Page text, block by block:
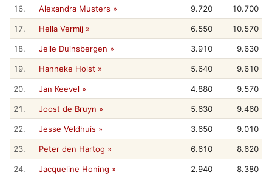
16. Alexandra Musters » 9.720 10.700
17. Hella Vermij » 6.550 10.570
18. Jelle Duinsbergen » 3.910 9.630
19. Hanneke Holst » 5.640 9.610
20. Jan Keevel » 4.880 9.570
21. Joost de Bruyn » 5.630 9.460
22. Jesse Veldhuis » 3.650 9.010
23. Peter den Hartog » 6.610 8.620
24. Jacqueline Honing » 2.940 8.380